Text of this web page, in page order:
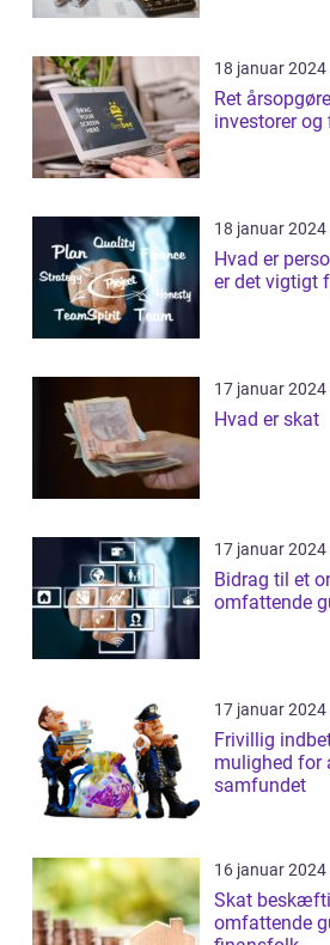
18 januar 2024
Ret årsopgørelse En
investorer
18 januar 2024
Hvad er
er det vigtigt
17 januar 2024
Hvad er skat
17 januar 2024
Bidrag til et
omfattende
17 januar 2024
Frivillig
mulighed for
samfundet
16 januar 2024
Skat
omfattende